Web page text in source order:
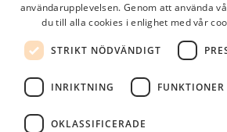
Lösenord
kom ihåg mig
logga in
Kostnadsfri företagsprofil
användarupplevelsen. Genom att använda
du till alla cookies i enlighet med vår
STRIKT NÖDVÄNDIGT
INRIKTNING FUNKTIONER
OKLASSIFICERADE